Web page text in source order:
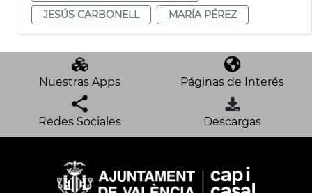
JESÚS CARBONELL
MARÍA PÉREZ
Nuestras Apps Páginas de Interés
Redes Sociales Descargas